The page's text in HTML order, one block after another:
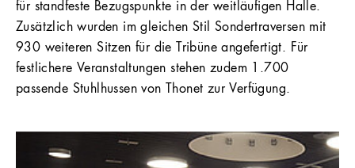
für standfeste Bezugspunkte in der weitläufigen Halle.
Zusätzlich wurden im gleichen Stil Sondertraversen mit
930 weiteren Sitzen für die Tribüne angefertigt. Für
festlichere Veranstaltungen stehen zudem 1.700
passende Stuhlhussen von Thonet zur Verfügung.